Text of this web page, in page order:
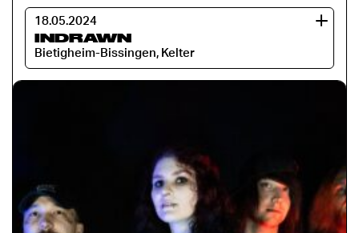
18.05.2024
INDRAWN
Bietigheim-Bissingen, Kelter